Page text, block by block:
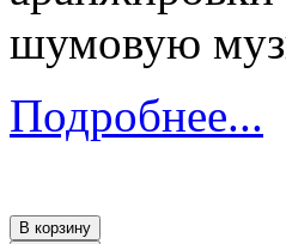
шумовую
Подробнее...
В корзину